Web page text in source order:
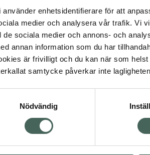
använder enhetsidentifierare för att
medier och analysera vår trafik. Vi
de sociala medier och annons- och
annan information som du har
är frivilligt och du kan när som
samtycke påverkar inte
Nödvändig
innan användning.
för dig. Du hittar oss från Skåne i syd
i mobilen och på datorn.